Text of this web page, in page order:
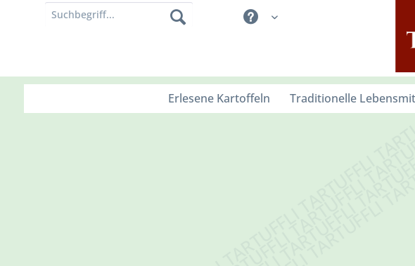
Erlesene Kartoffeln Traditionelle